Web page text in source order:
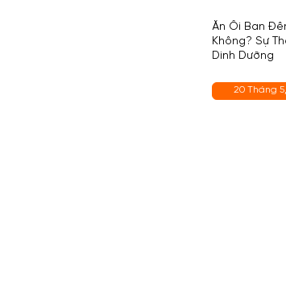
Ăn Ổi Ban
Không? Sự
Dinh Dưỡng
20 Tháng